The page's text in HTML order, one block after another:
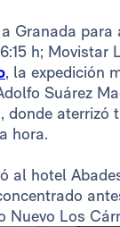
Granada para
h; Movistar
, la expedición
Suárez
donde aterrizó
hora.
al hotel
Nuevo Los